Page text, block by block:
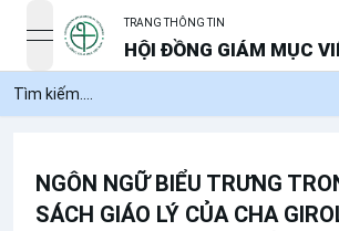
open navigation menu
TRANG THÔNG TIN
HỘI ĐỒNG GIÁM MỤC
NGÔN NGỮ BIỂU TRƯNG
SÁCH GIÁO LÝ CỦA CHA